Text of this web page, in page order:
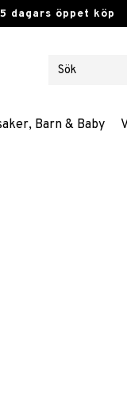
dagars öppet köp
Barn & Baby